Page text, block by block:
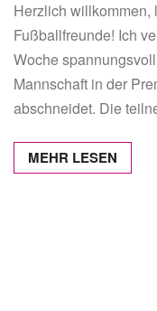
Herzlich willkommen,
Fußballfreunde! Ich
Woche
Mannschaft in der
abschneidet. Die
MEHR LESEN